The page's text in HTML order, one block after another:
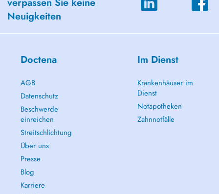
Neuigkeiten
Doctena
AGB
Datenschutz
Beschwerde
einreichen
Streitschlichtung
Über uns
Presse
Blog
Karriere
Im Dienst
Krankenhäuser im
Dienst
Notapotheken
Zahnnotfälle